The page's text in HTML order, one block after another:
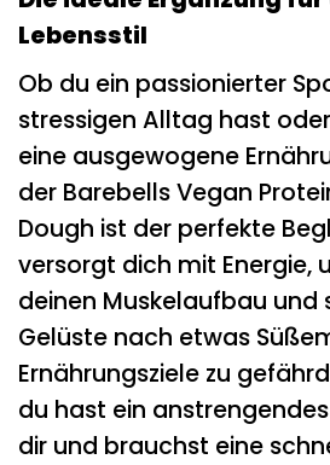
Lebensstil
Ob du ein passionierter
stressigen Alltag hast
eine ausgewogene
der Barebells Vegan
Dough ist der perfekte
versorgt dich mit Energie,
deinen Muskelaufbau und
Gelüste nach etwas
Ernährungsziele zu
du hast ein
dir und brauchst eine